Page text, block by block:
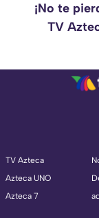
¡No te
TV
TV Azteca
Azteca UNO
Azteca 7